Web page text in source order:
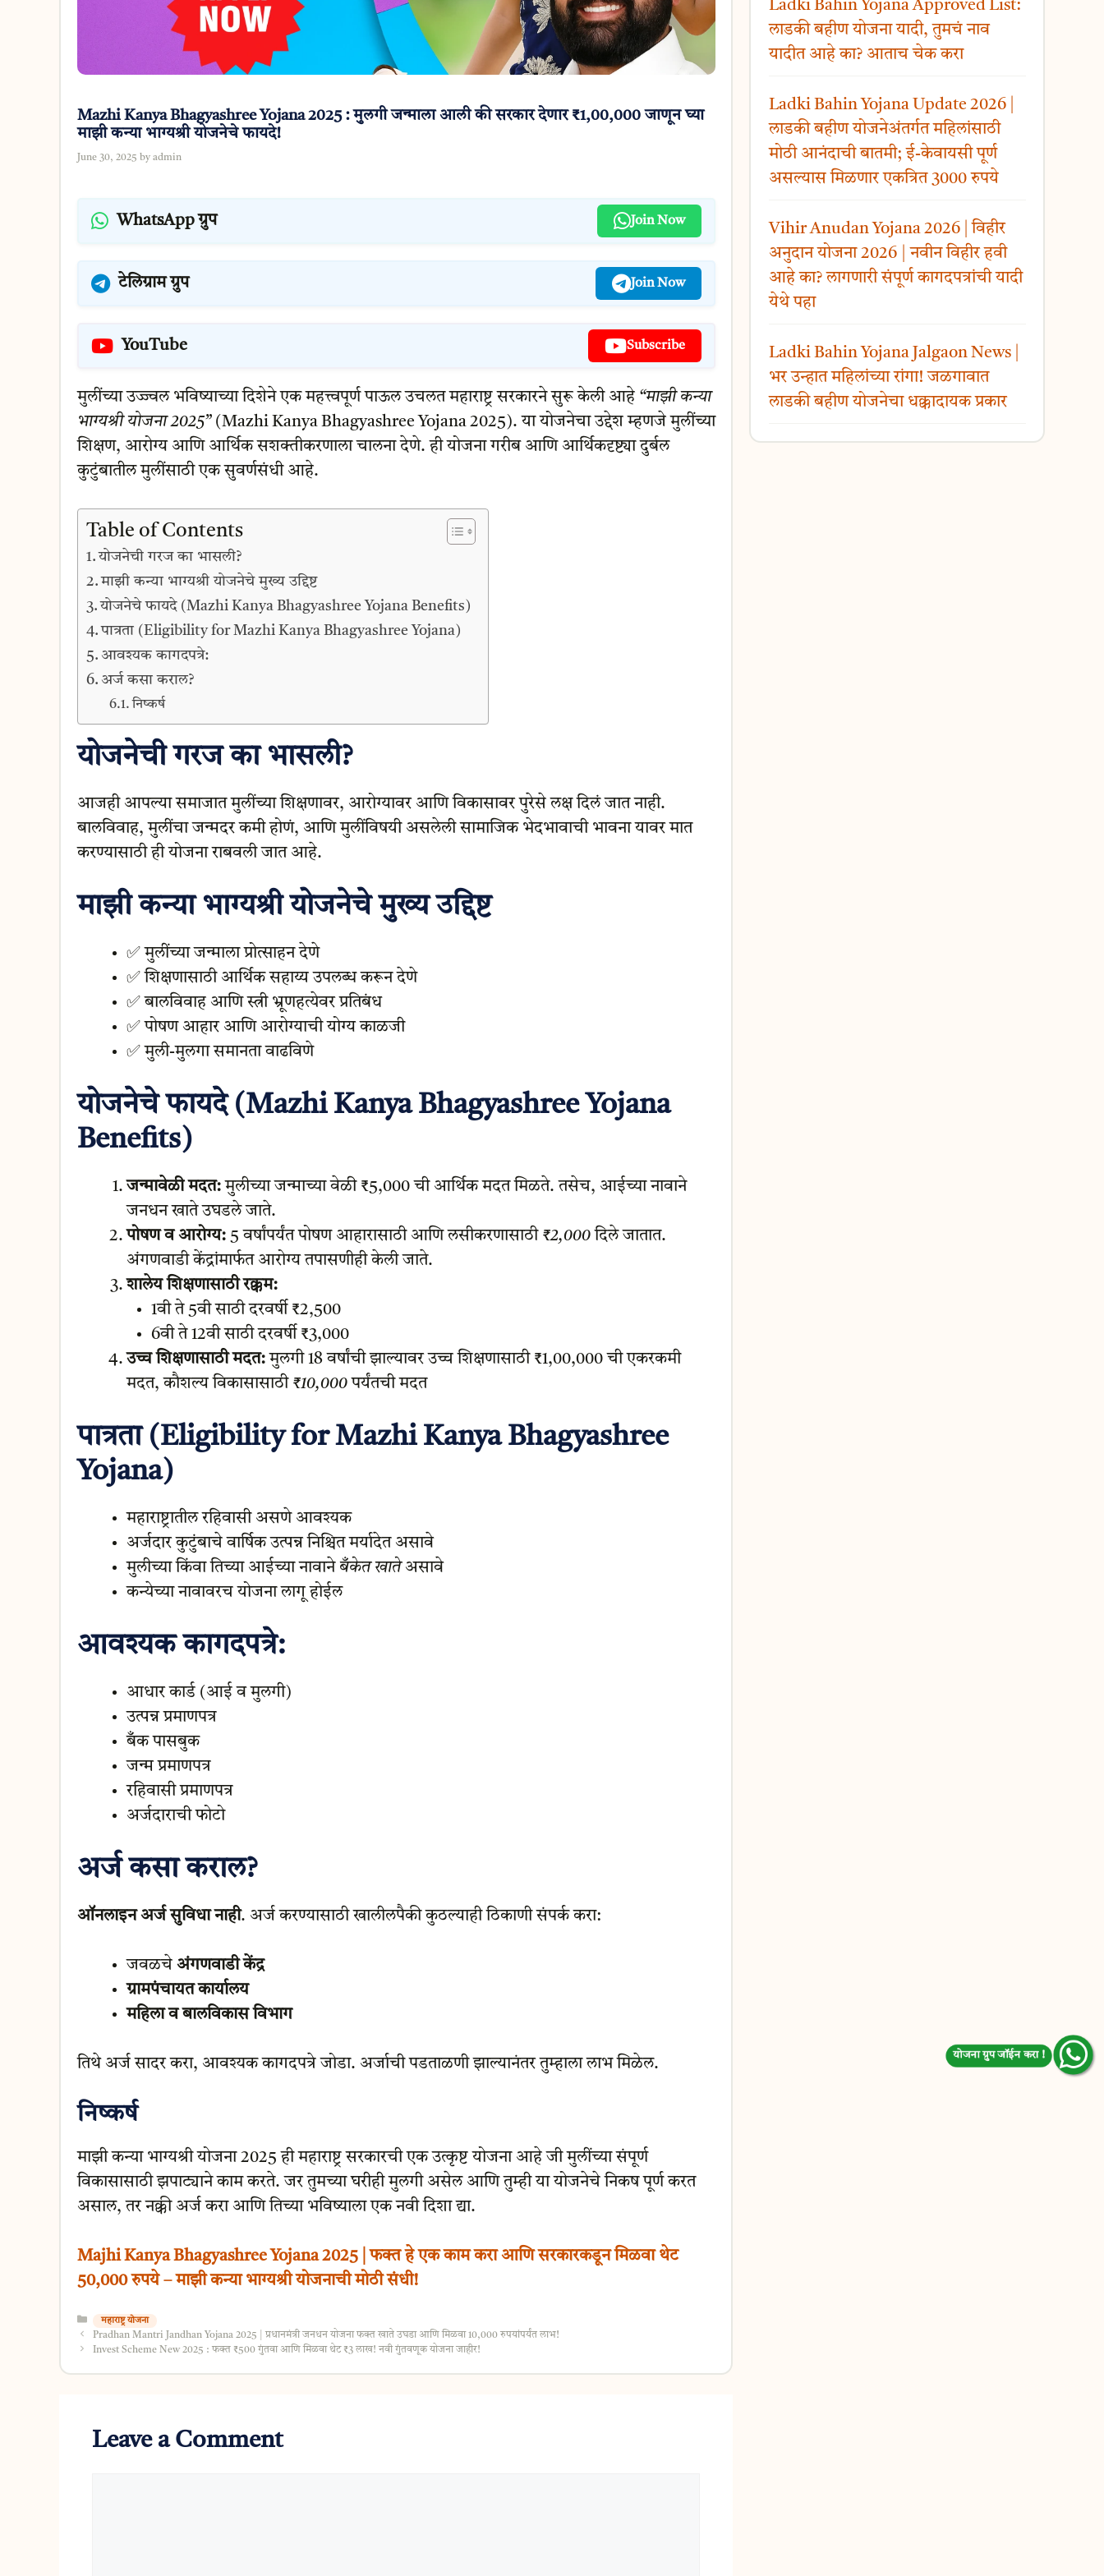
Mazhi Kanya Bhagyashree Yojana 2025 : मुलगी जन्माला आली की सरकार देणार ₹1,00,000 जाणून घ्या
माझी कन्या भाग्यश्री योजनेचे फायदे!
June 30, 2025 by admin
WhatsApp ग्रुप Join Now
टेलिग्राम ग्रुप Join Now
YouTube Subscribe
मुलींच्या उज्ज्वल भविष्याच्या दिशेने एक महत्त्वपूर्ण पाऊल उचलत महाराष्ट्र सरकारने सुरू केली आहे “माझी कन्या
भाग्यश्री योजना 2025”(Mazhi Kanya Bhagyashree Yojana 2025). या योजनेचा उद्देश म्हणजे मुलींच्या
शिक्षण, आरोग्य आणि आर्थिक सशक्तीकरणाला चालना देणे. ही योजना गरीब आणि आर्थिकदृष्ट्या दुर्बल
कुटुंबातील मुलींसाठी एक सुवर्णसंधी आहे.
Table of Contents
योजनेची गरज का भासली?
माझी कन्या भाग्यश्री योजनेचे मुख्य उद्दिष्ट
योजनेचे फायदे (Mazhi Kanya Bhagyashree Yojana Benefits)
पात्रता (Eligibility for Mazhi Kanya Bhagyashree Yojana)
आवश्यक कागदपत्रे:
अर्ज कसा कराल?
निष्कर्ष
योजनेची गरज का भासली?
आजही आपल्या समाजात मुलींच्या शिक्षणावर, आरोग्यावर आणि विकासावर पुरेसे लक्ष दिलं जात नाही.
बालविवाह, मुलींचा जन्मदर कमी होणं, आणि मुलींविषयी असलेली सामाजिक भेदभावाची भावना यावर मात
करण्यासाठी ही योजना राबवली जात आहे.
माझी कन्या भाग्यश्री योजनेचे मुख्य उद्दिष्ट
✅ मुलींच्या जन्माला प्रोत्साहन देणे
✅ शिक्षणासाठी आर्थिक सहाय्य उपलब्ध करून देणे
✅ बालविवाह आणि स्त्री भ्रूणहत्येवर प्रतिबंध
✅ पोषण आहार आणि आरोग्याची योग्य काळजी
✅ मुली-मुलगा समानता वाढविणे
योजनेचे फायदे (Mazhi Kanya Bhagyashree Yojana
Benefits)
जन्मावेळी मदत:मुलीच्या जन्माच्या वेळी ₹5,000 ची आर्थिक मदत मिळते. तसेच, आईच्या नावाने
जनधन खाते उघडले जाते.
पोषण व आरोग्य:5 वर्षांपर्यंत पोषण आहारासाठी आणि लसीकरणासाठी ₹2,000दिले जातात.
अंगणवाडी केंद्रांमार्फत आरोग्य तपासणीही केली जाते.
शालेय शिक्षणासाठी रक्कम:
1वी ते 5वी साठी दरवर्षी ₹2,500
6वी ते 12वी साठी दरवर्षी ₹3,000
उच्च शिक्षणासाठी मदत:मुलगी 18 वर्षांची झाल्यावर उच्च शिक्षणासाठी ₹1,00,000 ची एकरकमी
मदत, कौशल्य विकासासाठी ₹10,000पर्यंतची मदत
पात्रता (Eligibility for Mazhi Kanya Bhagyashree
Yojana)
महाराष्ट्रातील रहिवासी असणे आवश्यक
अर्जदार कुटुंबाचे वार्षिक उत्पन्न निश्चित मर्यादेत असावे
मुलीच्या किंवा तिच्या आईच्या नावाने बँकेत खातेअसावे
कन्येच्या नावावरच योजना लागू होईल
आवश्यक कागदपत्रे:
आधार कार्ड (आई व मुलगी)
उत्पन्न प्रमाणपत्र
बँक पासबुक
जन्म प्रमाणपत्र
रहिवासी प्रमाणपत्र
अर्जदाराची फोटो
अर्ज कसा कराल?
ऑनलाइन अर्ज सुविधा नाही. अर्ज करण्यासाठी खालीलपैकी कुठल्याही ठिकाणी संपर्क करा:
जवळचे अंगणवाडी केंद्र
ग्रामपंचायत कार्यालय
महिला व बालविकास विभाग
तिथे अर्ज सादर करा, आवश्यक कागदपत्रे जोडा. अर्जाची पडताळणी झाल्यानंतर तुम्हाला लाभ मिळेल.
निष्कर्ष
माझी कन्या भाग्यश्री योजना 2025 ही महाराष्ट्र सरकारची एक उत्कृष्ट योजना आहे जी मुलींच्या संपूर्ण
विकासासाठी झपाट्याने काम करते. जर तुमच्या घरीही मुलगी असेल आणि तुम्ही या योजनेचे निकष पूर्ण करत
असाल, तर नक्की अर्ज करा आणि तिच्या भविष्याला एक नवी दिशा द्या.
Majhi Kanya Bhagyashree Yojana 2025 | फक्त हे एक काम करा आणि सरकारकडून मिळवा थेट
50,000 रुपये – माझी कन्या भाग्यश्री योजनाची मोठी संधी!
Categories
महाराष्ट्र योजना
Pradhan Mantri Jandhan Yojana 2025 | प्रधानमंत्री जनधन योजना फक्त खाते उघडा आणि मिळवा 10,000 रुपयांपर्यंत लाभ!
Invest Scheme New 2025 : फक्त ₹500 गुंतवा आणि मिळवा थेट ₹3 लाख! नवी गुंतवणूक योजना जाहीर!
Leave a Comment
Ladki Bahin Yojana Approved List:
लाडकी बहीण योजना यादी, तुमचं नाव
यादीत आहे का? आताच चेक करा
Ladki Bahin Yojana Update 2026 |
लाडकी बहीण योजनेअंतर्गत महिलांसाठी
मोठी आनंदाची बातमी; ई-केवायसी पूर्ण
असल्यास मिळणार एकत्रित 3000 रुपये
Vihir Anudan Yojana 2026 | विहीर
अनुदान योजना 2026 | नवीन विहीर हवी
आहे का? लागणारी संपूर्ण कागदपत्रांची यादी
येथे पहा
Ladki Bahin Yojana Jalgaon News |
भर उन्हात महिलांच्या रांगा! जळगावात
लाडकी बहीण योजनेचा धक्कादायक प्रकार
योजना ग्रुप जॉईन करा !